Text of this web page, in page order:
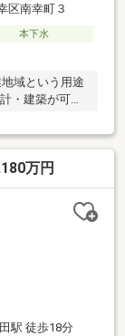
区南幸町３
本下水
という用途
・建築が可能
スメーカーを選
ラゾーナ川崎
スーパーのサ
やコンビニエ
境
万円
駅 徒歩18分